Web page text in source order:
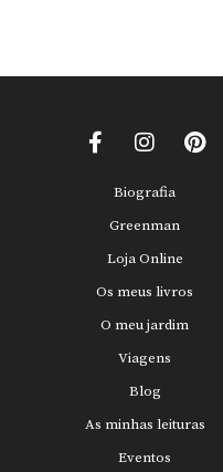
Biografia
Greenman
Loja Online
Os meus livros
O meu jardim
Viagens
Blog
As minhas leituras
Eventos